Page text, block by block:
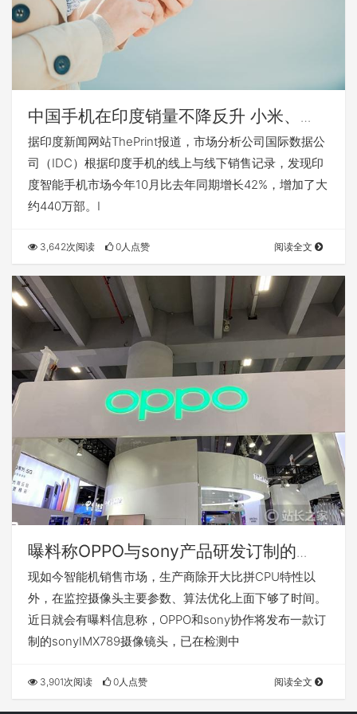
中国手机在印度销量不降反升 小米、
vivo和OPPO出货量大增
据印度新闻网站ThePrint报道，市场分析公司国际数据公
司（IDC）根据印度手机的线上与线下销售记录，发现印
度智能手机市场今年10月比去年同期增长42%，增加了大
约440万部。I
3,642次阅读 0人点赞 阅读全文
曝料称OPPO与sony产品研发订制的
IMX789摄像镜头，将用以下一代旗舰级
现如今智能机销售市场，生产商除开大比拼CPU特性以
外，在监控摄像头主要参数、算法优化上面下够了时间。
近日就会有曝料信息称，OPPO和sony协作将发布一款订
制的sonyIMX789摄像镜头，已在检测中
3,901次阅读 0人点赞 阅读全文